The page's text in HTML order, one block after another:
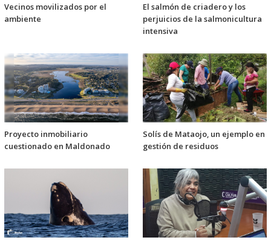
Vecinos movilizados por el
ambiente
El salmón de criadero y los
perjuicios de la salmonicultura
intensiva
Proyecto inmobiliario
cuestionado en Maldonado
Solís de Mataojo, un ejemplo en
gestión de residuos